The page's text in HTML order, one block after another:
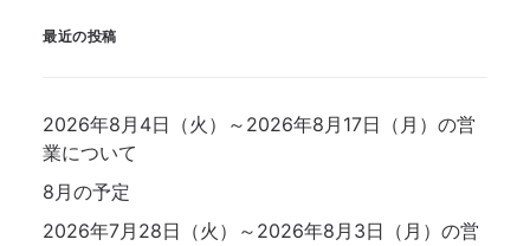
最近の投稿
2026年8月4日（火）～2026年8月17日（月）の営
業について
8月の予定
2026年7月28日（火）～2026年8月3日（月）の営